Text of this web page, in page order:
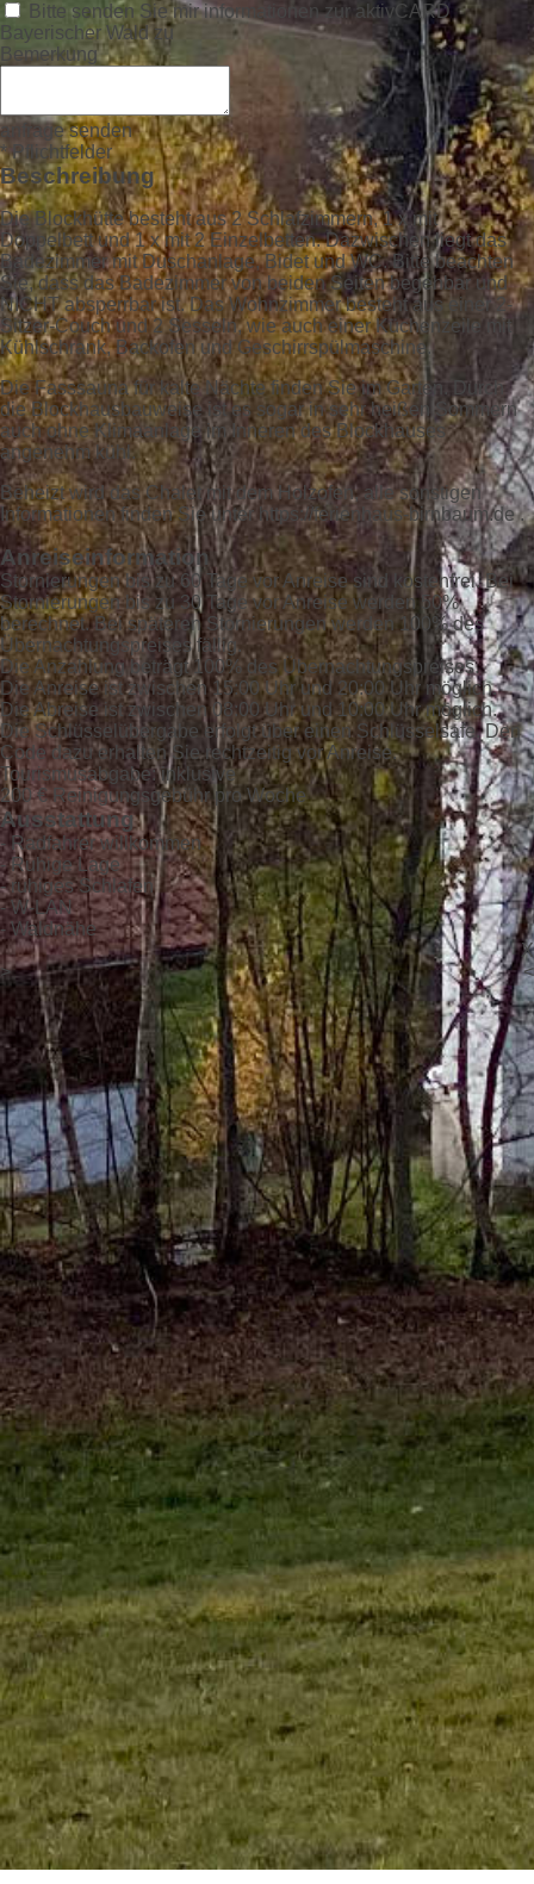
Bitte senden Sie mir informationen zur aktivCARD
Bayerischer Wald zu
Bemerkung
anfrage senden
* Pflichtfelder
Beschreibung
Die Blockhütte besteht aus 2 Schlafzimmern, 1 x mit
Doppelbett und 1 x mit 2 Einzelbetten. Dazwischen liegt das
Badezimmer mit Duschanlage, Bidet und WC. Bitte beachten
Sie, dass das Badezimmer von beiden Seiten begehbar und
NICHT absperrbar ist. Das Wohnzimmer besteht aus einer 2-
Sitzer-Couch und 2 Sesseln, wie auch einer Küchenzeile mit
Kühlschrank, Backofen und Geschirrspülmaschine.
Die Fasssauna für kalte Nächte finden Sie im Garten. Durch
die Blockhausbauweise ist es sogar in sehr heißen Sommern
auch ohne Klimaanlage im Inneren des Blockhauses
angenehm kühl.
Beheizt wird das Chalet mit dem Holzofen, alle sonstigen
Informationen finden Sie unter https://ferienhaus-birnbaum.de .
Anreiseinformation
Stornierungen bis zu 60 Tage vor Anreise sind kostenfrei. Bei
Stornierungen bis zu 30 Tage vor Anreise werden 50%
berechnet. Bei späteren Stornierungen werden 100% des
Übernachtungspreises fällig.
Die Anzahlung beträgt 100% des Übernachtungspreises.
Die Anreise ist zwischen 15:00 Uhr und 20:00 Uhr möglich.
Die Abreise ist zwischen 08:00 Uhr und 10:00 Uhr möglich.
Die Schlüsselübergabe erfolgt über einen Schlüsselsafe. Den
Code dazu erhalten Sie rechtzeitig vor Anreise.
Tourismusabgabe: inklusive
200 € Reinigungsgebühr pro Woche
Ausstattung
- Radfahrer willkommen
- Ruhige Lage
- ruhiges Schlafen
- W-LAN
- Waldnähe
X
<
>